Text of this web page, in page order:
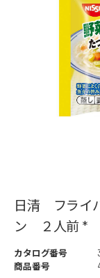
日清 フライ
ン ２人前 *
カタログ番号
商品番号